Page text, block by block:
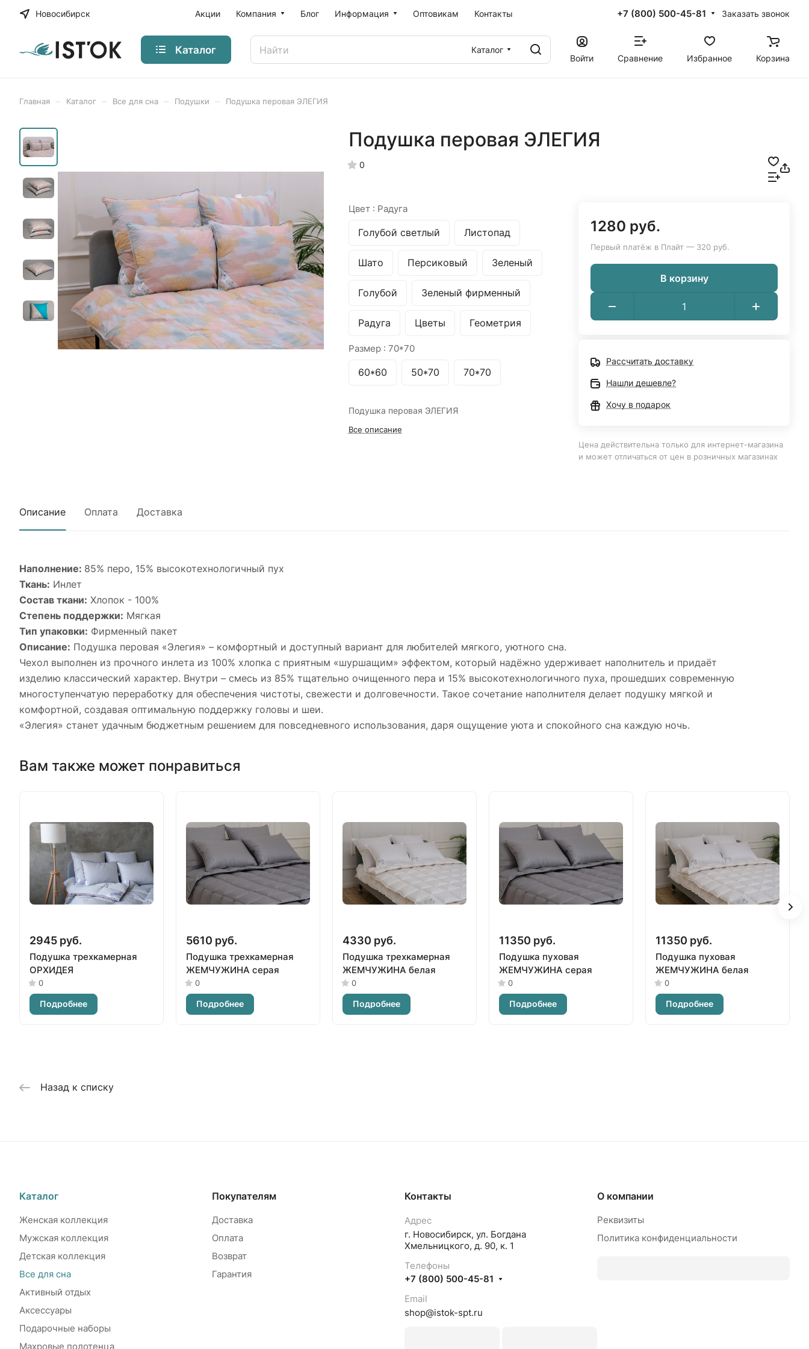
Новосибирск Акции Компания Блог Информация Оптовикам Контакты +7 (800) 500-45-81 Заказать звонок
Каталог
Каталог
Войти
Сравнение Избранное Корзина
Главная Каталог Все для сна Подушки Подушка перовая ЭЛЕГИЯ
Подушка перовая ЭЛЕГИЯ
0
Цвет : Радуга
Голубой светлый Листопад
Шато Персиковый Зеленый
Голубой Зеленый фирменный
Радуга Цветы Геометрия
Размер : 70*70
60*60 50*70 70*70
Подушка перовая ЭЛЕГИЯ
Все описание
1280 руб.
Первый платёж в Плайт — 320 руб.
В корзину
Рассчитать доставку
Нашли дешевле?
Хочу в подарок
Цена действительна только для интернет-магазина
и может отличаться от цен в розничных магазинах
Описание Оплата Доставка
Наполнение: 85% перо, 15% высокотехнологичный пух
Ткань: Инлет
Состав ткани: Хлопок - 100%
Степень поддержки: Мягкая
Тип упаковки: Фирменный пакет
Описание: Подушка перовая «Элегия» – комфортный и доступный вариант для любителей мягкого, уютного сна.
Чехол выполнен из прочного инлета из 100% хлопка с приятным «шуршащим» эффектом, который надёжно удерживает наполнитель и придаёт
изделию классический характер. Внутри – смесь из 85% тщательно очищенного пера и 15% высокотехнологичного пуха, прошедших современную
многоступенчатую переработку для обеспечения чистоты, свежести и долговечности. Такое сочетание наполнителя делает подушку мягкой и
комфортной, создавая оптимальную поддержку головы и шеи.
«Элегия» станет удачным бюджетным решением для повседневного использования, даря ощущение уюта и спокойного сна каждую ночь.
Вам также может понравиться
2945 руб.
Подушка трехкамерная
ОРХИДЕЯ
0
Подробнее
5610 руб.
Подушка трехкамерная
ЖЕМЧУЖИНА серая
0
Подробнее
4330 руб.
Подушка трехкамерная
ЖЕМЧУЖИНА белая
0
Подробнее
11350 руб.
Подушка пуховая
ЖЕМЧУЖИНА серая
0
Подробнее
11350 руб.
Подушка пуховая
ЖЕМЧУЖИНА белая
0
Подробнее
Назад к списку
Каталог
Женская коллекция
Мужская коллекция
Детская коллекция
Все для сна
Активный отдых
Аксессуары
Подарочные наборы
Махровые полотенца
Покупателям
Доставка
Оплата
Возврат
Гарантия
Контакты
Адрес
г. Новосибирск, ул. Богдана
Хмельницкого, д. 90, к. 1
Телефоны
+7 (800) 500-45-81
Email
shop@istok-spt.ru
О компании
Реквизиты
Политика конфиденциальности